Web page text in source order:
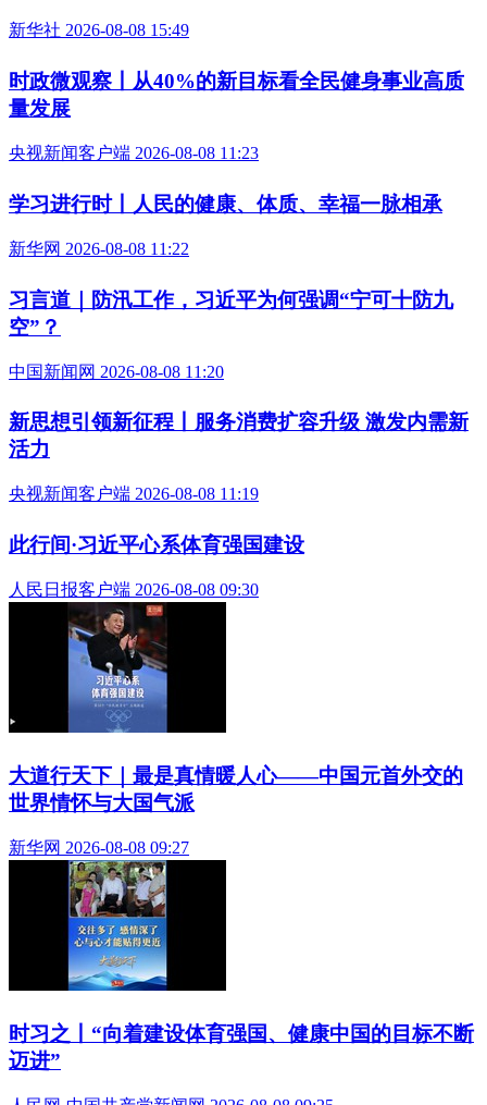
新华社 2026-08-08 15:49
时政微观察丨从40%的新目标看全民健身事业高质
量发展
央视新闻客户端 2026-08-08 11:23
学习进行时丨人民的健康、体质、幸福一脉相承
新华网 2026-08-08 11:22
习言道｜防汛工作，习近平为何强调“宁可十防九
空”？
中国新闻网 2026-08-08 11:20
新思想引领新征程丨服务消费扩容升级 激发内需新
活力
央视新闻客户端 2026-08-08 11:19
此行间·习近平心系体育强国建设
人民日报客户端 2026-08-08 09:30
大道行天下｜最是真情暖人心——中国元首外交的
世界情怀与大国气派
新华网 2026-08-08 09:27
时习之丨“向着建设体育强国、健康中国的目标不断
迈进”